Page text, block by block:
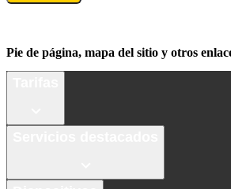
Pie de página, mapa del sitio y otros